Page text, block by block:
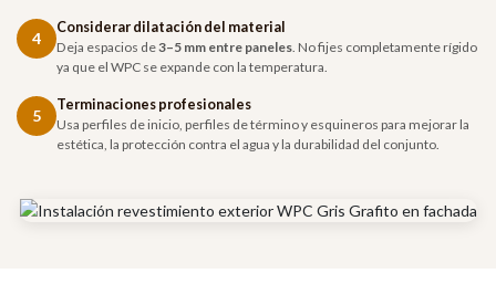
4
Considerar dilatación del material
Deja espacios de3–5 mm entre paneles . No fijes completamente rígido
ya que el WPC se expande con la temperatura.
5
Terminaciones profesionales
Usa perfiles de inicio, perfiles de término y esquineros para mejorar la
estética, la protección contra el agua y la durabilidad del conjunto.